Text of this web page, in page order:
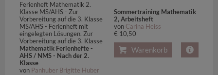
Ferienheft Mathematik 2.
Klasse MS/AHS - Zur
Vorbereitung auf die 3. Klasse
MS/AHS - Ferienheft mit
eingelegten Lösungen. Zur
Vorbereitung auf die 3. Klasse
Mathematik Ferienhefte -
AHS / NMS - Nach der 2.
Klasse
von Panhuber Brigitte Huber
Sommertraining Mathematik
2, Arbeitsheft
von Carina Heiss
€ 10,50
Warenkorb